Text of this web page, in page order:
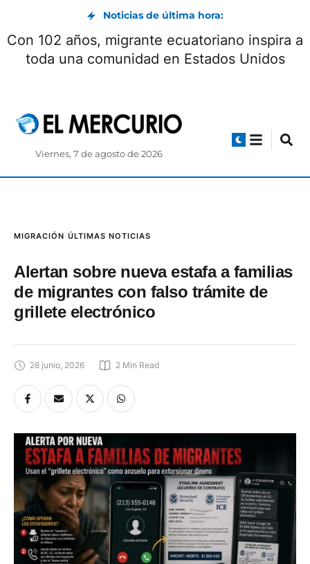
Noticias de última hora:
Encuentro con Milei concluyó con la firma de
seis acuerdos
Viernes, 7 de agosto de 2026
MIGRACIÓN ÚLTIMAS NOTICIAS
Alertan sobre nueva estafa a familias
de migrantes con falso trámite de
grillete electrónico
28 junio, 2026 2 Min Read